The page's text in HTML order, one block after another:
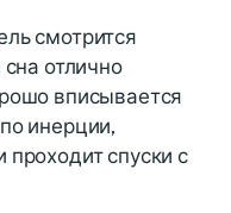
смотрится
отлично
вписывается
инерции,
спуски с